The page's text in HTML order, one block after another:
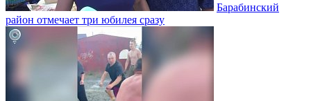
Барабинский
район отмечает три юбилея сразу